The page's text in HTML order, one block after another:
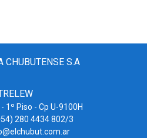
CHUBUTENSE S.A
1º Piso - Cp U-9100H
280 4434 802/3